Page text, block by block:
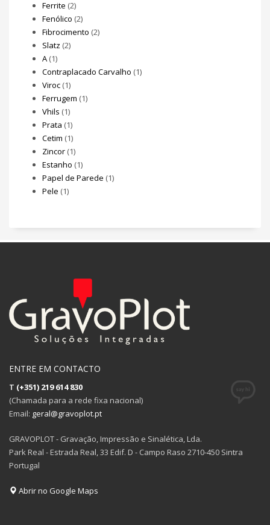
Ferrite (2)
Fenólico (2)
Fibrocimento (2)
Slatz (2)
A (1)
Contraplacado Carvalho (1)
Viroc (1)
Ferrugem (1)
Vhils (1)
Prata (1)
Cetim (1)
Zincor (1)
Estanho (1)
Papel de Parede (1)
Pele (1)
ENTRE EM CONTACTO
T (+351) 219 614 830
(Chamada para a rede fixa nacional)
Email: geral@gravoplot.pt
GRAVOPLOT - Gravação, Impressão e Sinalética, Lda.
Park Real - Estrada Real, 33 Edif. D - Campo Raso 2710-450 Sintra
Portugal
Abrir no Google Maps